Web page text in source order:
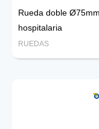
Rueda doble
hospitalaria
RUEDAS